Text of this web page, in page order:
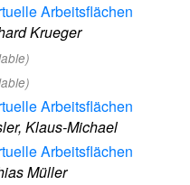
Arbeitsflächen
Krueger
Arbeitsflächen
Klaus-Michael
Arbeitsflächen
Müller